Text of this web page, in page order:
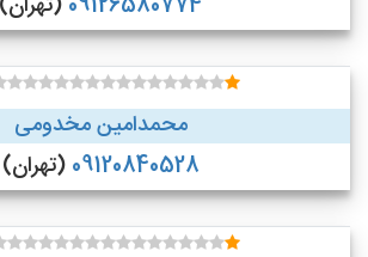
محمدامین مخدومی
09120840528 (تهران)